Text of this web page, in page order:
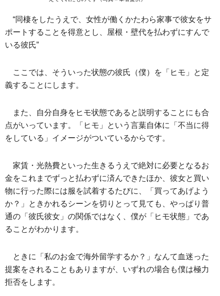
“同棲をしたうえで、女性が働くかたわら家事で彼女をサ
ポートすることを得意とし、屋根・壁代を払わずにすんで
いる彼氏”
ここでは、そういった状態の彼氏（僕）を「ヒモ」と定
義することにします。
また、自分自身をヒモ状態であると説明することにも合
点がいっています。「ヒモ」という言葉自体に「不当に得
をしている」イメージがついているからです。
家賃・光熱費といった生きるうえで絶対に必要となるお
金をこれまでずっと払わずに済んできたほか、彼女と買い
物に行った際には服を試着するたびに、「買ってあげよう
か？」ときかれるシーンを切りとって見ても、やっぱり普
通の「彼氏彼女」の関係ではなく、僕が「ヒモ状態」であ
ることがわかります。
ときに「私のお金で海外留学するか？」なんて血迷った
提案をされることもありますが、いずれの場合も僕は極力
拒否をします。